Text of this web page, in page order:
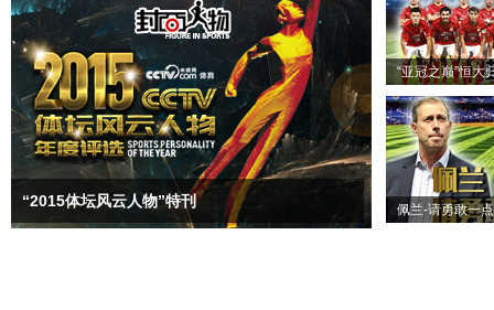
“2015体坛风云人物”特刊
“亚冠之巅”恒大
佩兰-请勇敢一点